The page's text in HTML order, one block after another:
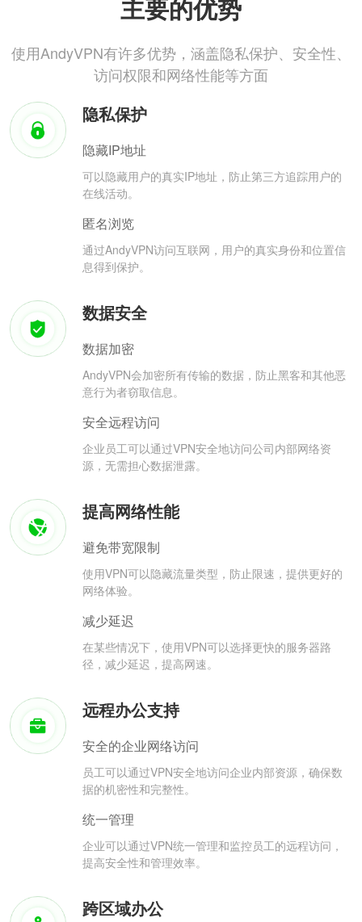
主要的优势
使用AndyVPN有许多优势，涵盖隐私保护、安全性、
访问权限和网络性能等方面
隐私保护
隐藏IP地址
可以隐藏用户的真实IP地址，防止第三方追踪用户的
在线活动。
匿名浏览
通过AndyVPN访问互联网，用户的真实身份和位置信
息得到保护。
数据安全
数据加密
AndyVPN会加密所有传输的数据，防止黑客和其他恶
意行为者窃取信息。
安全远程访问
企业员工可以通过VPN安全地访问公司内部网络资
源，无需担心数据泄露。
提高网络性能
避免带宽限制
使用VPN可以隐藏流量类型，防止限速，提供更好的
网络体验。
减少延迟
在某些情况下，使用VPN可以选择更快的服务器路
径，减少延迟，提高网速。
远程办公支持
安全的企业网络访问
员工可以通过VPN安全地访问企业内部资源，确保数
据的机密性和完整性。
统一管理
企业可以通过VPN统一管理和监控员工的远程访问，
提高安全性和管理效率。
跨区域办公